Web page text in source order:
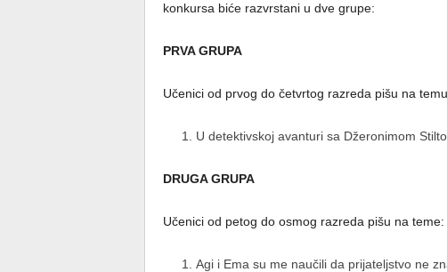
konkursa biće razvrstani u dve grupe:
PRVA GRUPA
Učenici od prvog do četvrtog razreda pišu na
U detektivskoj avanturi sa Džeronimom
DRUGA GRUPA
Učenici od petog do osmog razreda pišu na teme:
Agi i Ema su me naučili da prijatelјstvo ne